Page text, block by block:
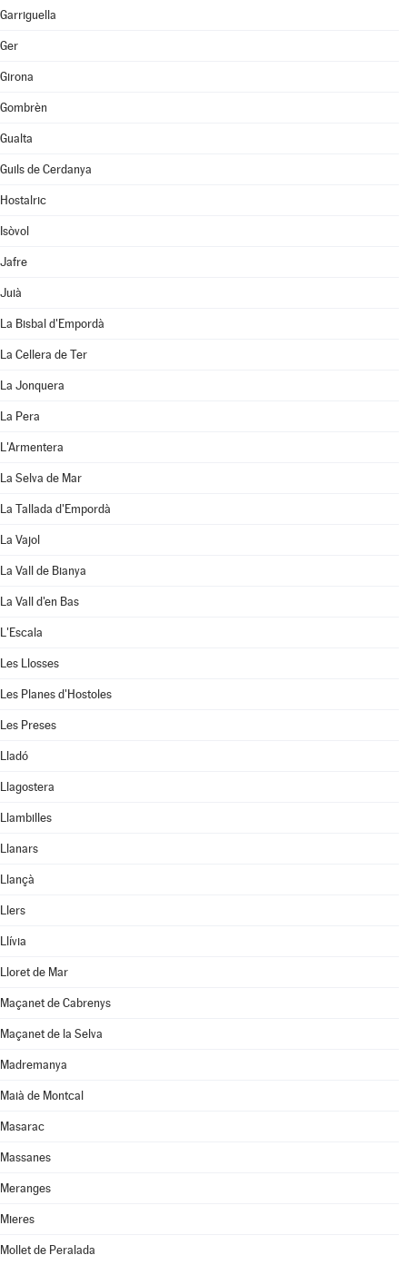
Garriguella
Ger
Girona
Gombrèn
Gualta
Guils de Cerdanya
Hostalric
Isòvol
Jafre
Juià
La Bisbal d'Empordà
La Cellera de Ter
La Jonquera
La Pera
L'Armentera
La Selva de Mar
La Tallada d'Empordà
La Vajol
La Vall de Bianya
La Vall d'en Bas
L'Escala
Les Llosses
Les Planes d'Hostoles
Les Preses
Lladó
Llagostera
Llambilles
Llanars
Llançà
Llers
Llívia
Lloret de Mar
Maçanet de Cabrenys
Maçanet de la Selva
Madremanya
Maià de Montcal
Masarac
Massanes
Meranges
Mieres
Mollet de Peralada